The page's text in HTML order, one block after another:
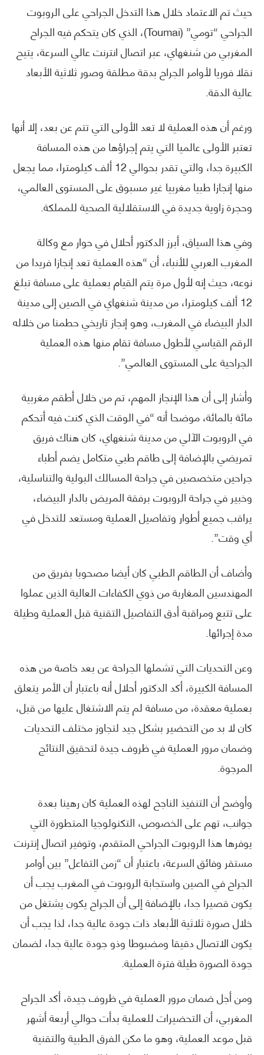
حيث تم الاعتماد خلال هذا التدخل الجراحي على الروبوت
الجراحي “تومي” (Toumai)، الذي كان يتحكم فيه الجراح
المغربي من شنغهاي، عبر اتصال انترنت عالي السرعة، يتيح
نقلا فوريا لأوامر الجراح بدقة مطلقة وصور ثلاثية الأبعاد
عالية الدقة.
ورغم أن هذه العملية لا تعد الأولى التي تتم عن بعد، إلا أنها
تعتبر الأولى عالميا التي يتم إجراؤها من هذه المسافة
الكبيرة جدا، والتي تقدر بحوالي 12 ألف كيلومترا، مما يجعل
منها إنجازا طبيا مغربيا غير مسبوق على المستوى العالمي،
وحجرة زاوية جديدة في الاستقلالية الصحية للمملكة.
وفي هذا السياق، أبرز الدكتور أحلال في حوار مع وكالة
المغرب العربي للأنباء، أن “هذه العملية تعد إنجازا فريدا من
نوعه، حيث إنه لأول مرة يتم القيام بعملية على مسافة تبلغ
12 ألف كيلومترا، من مدينة شنغهاي في الصين إلى مدينة
الدار البيضاء في المغرب، وهو إنجاز تاريخي حطمنا من خلاله
الرقم القياسي لأطول مسافة تقام منها هذه العملية
الجراحية على المستوى العالمي”.
وأشار إلى أن هذا الإنجاز المهم، تم من خلال أطقم مغربية
مائة بالمائة، موضحا أنه “في الوقت الذي كنت فيه أتحكم
في الروبوت الآلي من مدينة شنغهاي، كان هناك فريق
تمريضي بالإضافة إلى طاقم طبي متكامل يضم أطباء
جراحين متخصصين في جراحة المسالك البولية والتناسلية،
وخبير في جراحة الروبوت برفقة المريض بالدار البيضاء،
يراقب جميع أطوار وتفاصيل العملية ومستعد للتدخل في
أي وقت”.
وأضاف أن الطاقم الطبي كان أيضا مصحوبا بفريق من
المهندسين المغاربة من ذوي الكفاءات العالية الذين عملوا
على تتبع ومراقبة أدق التفاصيل التقنية قبل العملية وطيلة
مدة إجرائها.
وعن التحديات التي تشملها الجراحة عن بعد خاصة من هذه
المسافة الكبيرة، أكد الدكتور أحلال أنه باعتبار أن الأمر يتعلق
بعملية معقدة، من مسافة لم يتم الاشتغال عليها من قبل،
كان لا بد من التحضير بشكل جيد لتجاوز مختلف التحديات
وضمان مرور العملية في ظروف جيدة لتحقيق النتائج
المرجوة.
وأوضح أن التنفيذ الناجح لهذه العملية كان رهينا بعدة
جوانب، تهم على الخصوص، التكنولوجيا المتطورة التي
يوفرها هذا الروبوت الجراحي المتقدم، وتوفير اتصال إنترنت
مستقر وفائق السرعة، باعتبار أن “زمن التفاعل” بين أوامر
الجراح في الصين واستجابة الروبوت في المغرب يجب أن
يكون قصيرا جدا، بالإضافة إلى أن الجراح يكون يشتغل من
خلال صورة ثلاثية الأبعاد ذات جودة عالية جدا، لذا يجب أن
يكون الاتصال دقيقا ومضبوطا وذو جودة عالية جدا، لضمان
جودة الصورة طيلة فترة العملية.
ومن أجل ضمان مرور العملية في ظروف جيدة، أكد الجراح
المغربي، أن التحضيرات للعملية بدأت حوالي أربعة أشهر
قبل موعد العملية، وهو ما مكن الفرق الطبية والتقنية